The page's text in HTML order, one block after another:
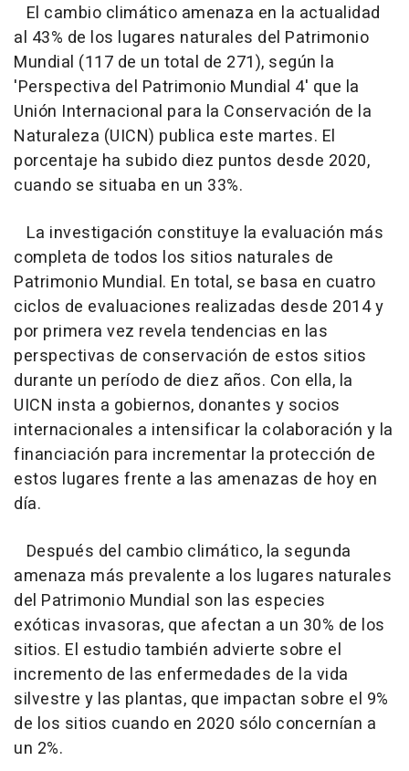
El cambio climático amenaza en la actualidad
al 43% de los lugares naturales del Patrimonio
Mundial (117 de un total de 271), según la
'Perspectiva del Patrimonio Mundial 4' que la
Unión Internacional para la Conservación de la
Naturaleza (UICN) publica este martes. El
porcentaje ha subido diez puntos desde 2020,
cuando se situaba en un 33%.
La investigación constituye la evaluación más
completa de todos los sitios naturales de
Patrimonio Mundial. En total, se basa en cuatro
ciclos de evaluaciones realizadas desde 2014 y
por primera vez revela tendencias en las
perspectivas de conservación de estos sitios
durante un período de diez años. Con ella, la
UICN insta a gobiernos, donantes y socios
internacionales a intensificar la colaboración y la
financiación para incrementar la protección de
estos lugares frente a las amenazas de hoy en
día.
Después del cambio climático, la segunda
amenaza más prevalente a los lugares naturales
del Patrimonio Mundial son las especies
exóticas invasoras, que afectan a un 30% de los
sitios. El estudio también advierte sobre el
incremento de las enfermedades de la vida
silvestre y las plantas, que impactan sobre el 9%
de los sitios cuando en 2020 sólo concernían a
un 2%.